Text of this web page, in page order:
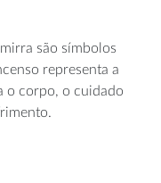
são símbolos
representa a
o corpo, o cuidado